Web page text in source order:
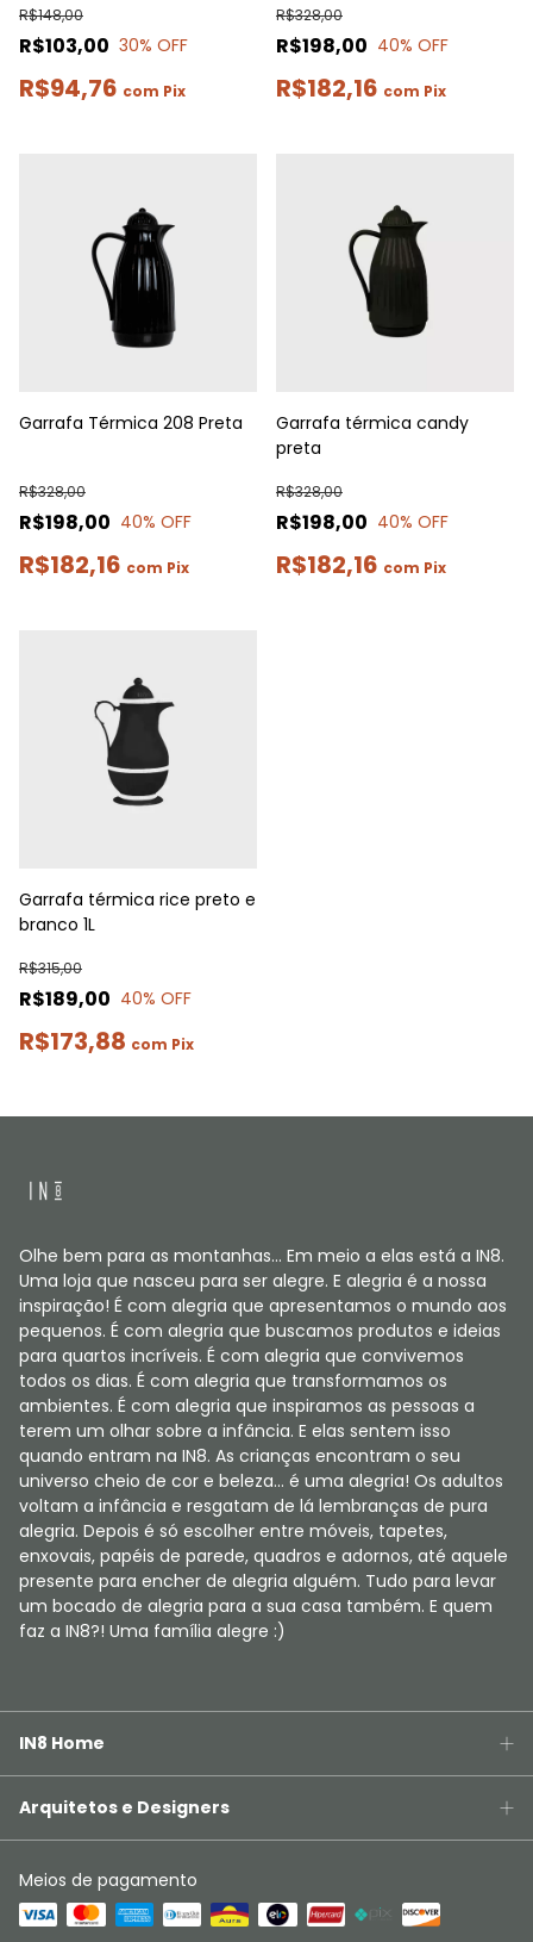
R$103,00
R$148,00
30% OFF
R$94,76 com Pix
R$198,00
R$328,00
40% OFF
R$182,16 com Pix
Garrafa Térmica 208 Preta
R$198,00
R$328,00
40% OFF
R$182,16 com Pix
Garrafa térmica candy
preta
R$198,00
R$328,00
40% OFF
R$182,16 com Pix
Garrafa térmica rice preto e
branco 1L
R$189,00
R$315,00
40% OFF
R$173,88 com Pix
Olhe bem para as montanhas... Em meio a elas está a IN8.
Uma loja que nasceu para ser alegre. E alegria é a nossa
inspiração! É com alegria que apresentamos o mundo aos
pequenos. É com alegria que buscamos produtos e ideias
para quartos incríveis. É com alegria que convivemos
todos os dias. É com alegria que transformamos os
ambientes. É com alegria que inspiramos as pessoas a
terem um olhar sobre a infância. E elas sentem isso
quando entram na IN8. As crianças encontram o seu
universo cheio de cor e beleza... é uma alegria! Os adultos
voltam a infância e resgatam de lá lembranças de pura
alegria. Depois é só escolher entre móveis, tapetes,
enxovais, papéis de parede, quadros e adornos, até aquele
presente para encher de alegria alguém. Tudo para levar
um bocado de alegria para a sua casa também. E quem
faz a IN8?! Uma família alegre :)
IN8 Home
Arquitetos e Designers
Meios de pagamento